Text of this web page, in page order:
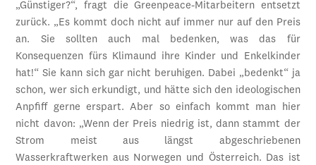
„Günstiger?“, fragt die Greenpeace-Mitarbeitern entsetzt
zurück. „Es kommt doch nicht auf immer nur auf den Preis
an. Sie sollten auch mal bedenken, was das für
Konsequenzen fürs Klimaund ihre Kinder und Enkelkinder
hat!“ Sie kann sich gar nicht beruhigen. Dabei „bedenkt“ ja
schon, wer sich erkundigt, und hätte sich den ideologischen
Anpfiff gerne erspart. Aber so einfach kommt man hier
nicht davon: „Wenn der Preis niedrig ist, dann stammt der
Strom meist aus längst abgeschriebenen
Wasserkraftwerken aus Norwegen und Österreich. Das ist